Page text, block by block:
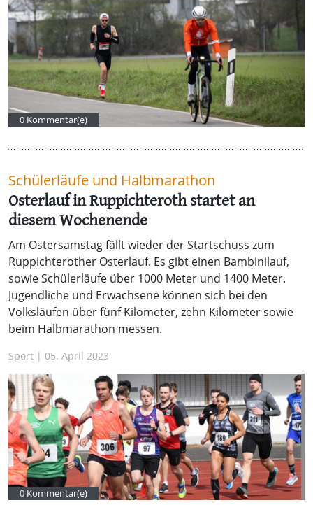
0 Kommentar(e)
Schülerläufe und Halbmarathon
Osterlauf in Ruppichteroth startet an
diesem Wochenende
Am Ostersamstag fällt wieder der Startschuss zum
Ruppichterother Osterlauf. Es gibt einen Bambinilauf,
sowie Schülerläufe über 1000 Meter und 1400 Meter.
Jugendliche und Erwachsene können sich bei den
Volksläufen über fünf Kilometer, zehn Kilometer sowie
beim Halbmarathon messen.
Sport | 05. April 2023
0 Kommentar(e)